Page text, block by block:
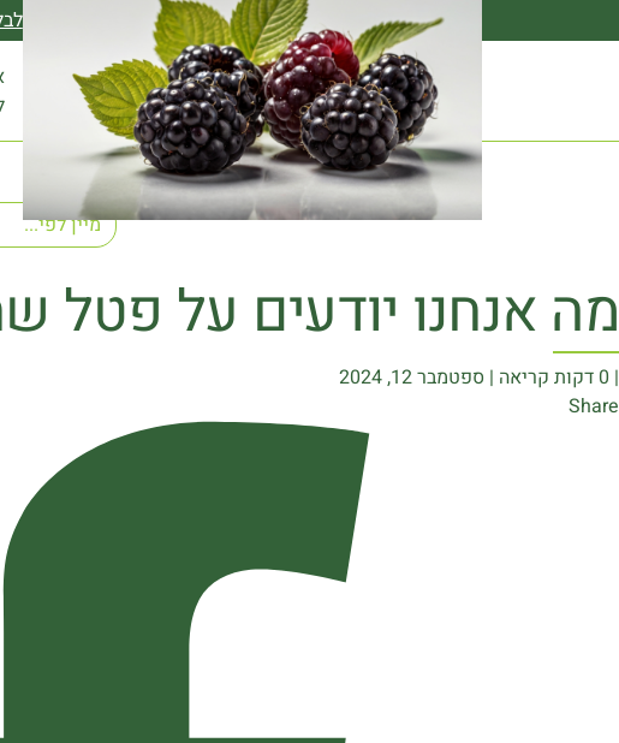
מה אנחנו יודעים על פטל
| 0 דקות קריאה | ספטמבר 12, 2024
Share